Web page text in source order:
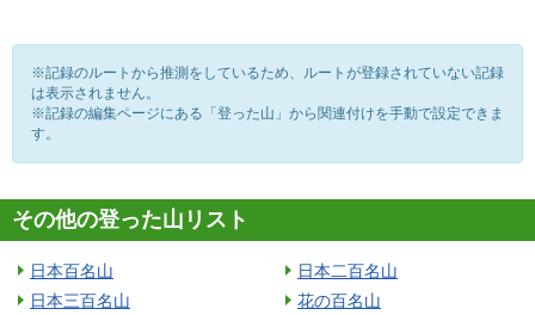
※記録のルートから推測をしているため、ルートが登録されていない記録
は表示されません。
※記録の編集ページにある「登った山」から関連付けを手動で設定できま
す。
その他の登った山リスト
日本百名山
日本二百名山
日本三百名山
花の百名山